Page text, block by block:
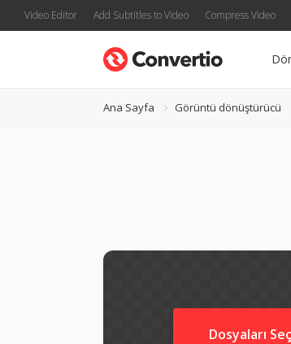
Video Editor Add Subtitles to Video Compress Video
Ana Sayfa Görüntü dönüştürücü
Dosyaları